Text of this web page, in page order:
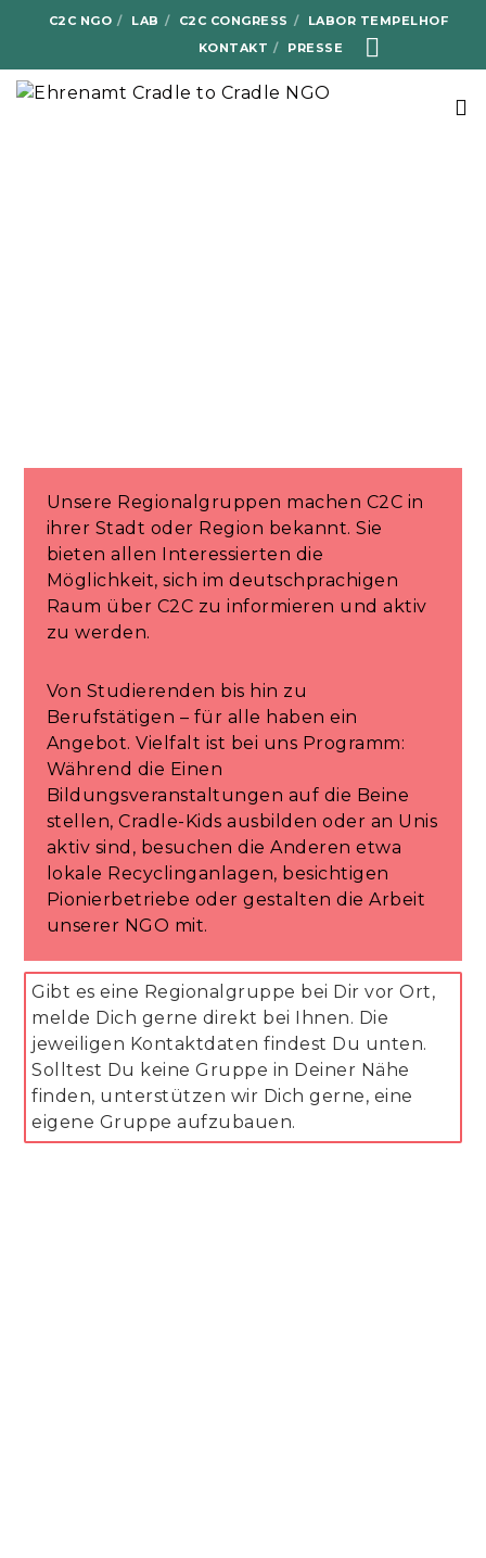
C2C NGO LAB C2C CONGRESS
LABOR TEMPELHOF
KONTAKT
PRESSE
Unsere Regionalgruppen machen C2C in
ihrer Stadt oder Region bekannt. Sie
bieten allen Interessierten die
Möglichkeit, sich im deutschprachigen
Raum über C2C zu informieren und aktiv
zu werden.
Von Studierenden bis hin zu
Berufstätigen – für alle haben ein
Angebot. Vielfalt ist bei uns Programm:
Während die Einen
Bildungsveranstaltungen auf die Beine
stellen, Cradle-Kids ausbilden oder an Unis
aktiv sind, besuchen die Anderen etwa
lokale Recyclinganlagen, besichtigen
Pionierbetriebe oder gestalten die Arbeit
unserer NGO mit.
Gibt es eine Regionalgruppe bei Dir vor Ort,
melde Dich gerne direkt bei Ihnen. Die
jeweiligen Kontaktdaten findest Du unten.
Solltest Du keine Gruppe in Deiner Nähe
finden, unterstützen wir Dich gerne, eine
eigene Gruppe aufzubauen.